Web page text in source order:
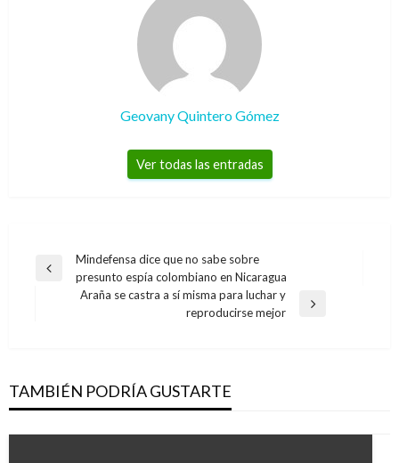
Geovany Quintero Gómez
Ver todas las entradas
Navegación
Entrada
Mindefensa dice que no sabe sobre
presunto espía colombiano en Nicaragua
Araña se castra a sí misma para luchar y
reproducirse mejor
TAMBIÉN PODRÍA GUSTARTE